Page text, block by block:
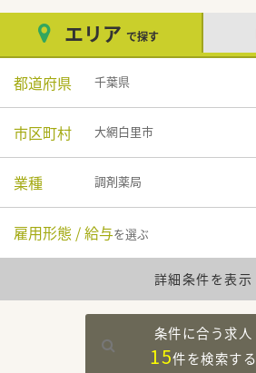
エリア で探す
都道府県 千葉県
市区町村 大網白里市
業種 調剤薬局
雇用形態 / 給与を選ぶ
詳細条件を表示
条件に合う求人
15件を検索する